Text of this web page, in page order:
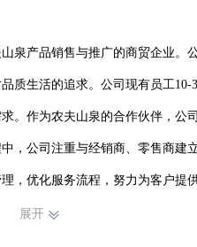
泉产品销售与推广的商贸企业。
质生活的追求。公司现有员工
。作为农夫山泉的合作伙伴，公
，公司注重与经销商、零售商建
，优化服务流程，努力为客户提
展开